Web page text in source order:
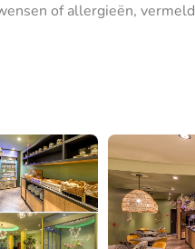
of allergieën, vermeld